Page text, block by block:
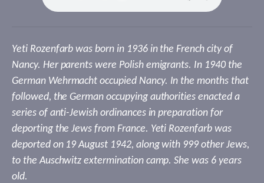
Yeti Rozenfarb was born in 1936 in the French city of
Nancy. Her parents were Polish emigrants. In 1940 the
German Wehrmacht occupied Nancy. In the months that
followed, the German occupying authorities enacted a
series of anti-Jewish ordinances in preparation for
deporting the Jews from France. Yeti Rozenfarb was
deported on 19 August 1942, along with 999 other Jews,
to the Auschwitz extermination camp. She was 6 years
old.